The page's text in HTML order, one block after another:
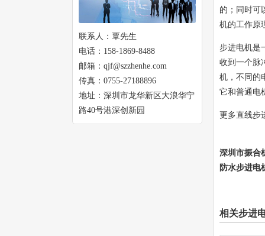
联系人：覃先生
电话：158-1869-8488
邮箱：qjf@szzhenhe.com
传真：0755-27188896
地址：深圳市龙华新区大浪华宁
路40号港深创新园
的；同时可
机的工作原
步进电机是
收到一个脉
机，不同的
它和普通电
更多直线步
深圳市振合
防水步进电
相关步进